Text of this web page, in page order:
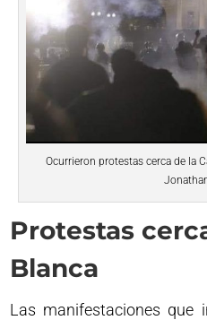
Ocurrieron protestas cerca de la
Protestas
Blanca
Las manifestaciones que